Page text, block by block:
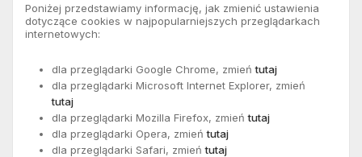
Poniżej przedstawiamy informację, jak zmienić ustawienia
dotyczące cookies w najpopularniejszych przeglądarkach
internetowych:
dla przeglądarki Google Chrome, zmieńtutaj
dla przeglądarki Microsoft Internet Explorer, zmień
tutaj
dla przeglądarki Mozilla Firefox, zmieńtutaj
dla przeglądarki Opera, zmieńtutaj
dla przeglądarki Safari, zmieńtutaj